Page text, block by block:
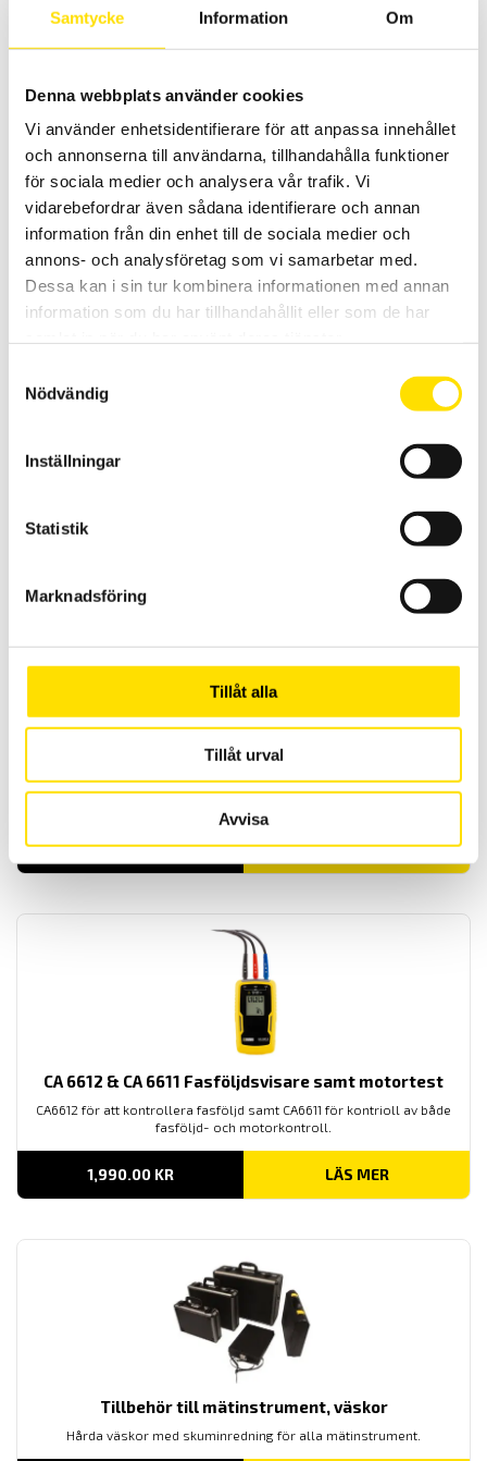
Samtycke Information Om
Denna webbplats använder cookies
Vi använder enhetsidentifierare för att anpassa innehållet
och annonserna till användarna, tillhandahålla funktioner
för sociala medier och analysera vår trafik. Vi
vidarebefordrar även sådana identifierare och annan
information från din enhet till de sociala medier och
annons- och analysföretag som vi samarbetar med.
Dessa kan i sin tur kombinera informationen med annan
information som du har tillhandahållit eller som de har
Nödvändig
Inställningar
Statistik
Marknadsföring
Tillåt alla
Tillåt urval
Avvisa
Tillbehör till mätinstrument, mjuka väskor
Mjuka väskor för alla mätinstrument!
885.00KR–2,320.00KRPRISINTERVALL:
885.00 KR
TILL
2,320.00 KR
LÄS MER
CA702 & CA703 Spänningsprovare 600 V AC
Enkla spänningsprovare av multifunktionstyp som får plats överallt
till fast- och rullande järnvägsmaterial samt för
LÄS MER
CA 6612 & CA 6611 Fasföljdsvisare samt motortest
CA6612 för att kontrollera fasföljd samt CA6611 för kontrioll av både
fasföljd- och motorkontroll.
1,990.00 KR LÄS MER
Tillbehör till mätinstrument, väskor
Hårda väskor med skuminredning för alla mätinstrument.